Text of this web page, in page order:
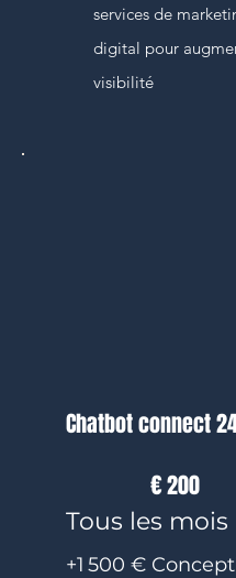
services de
digital pour
visibilité
Chatbot connect
€200
Tous les mois
+1 500 €